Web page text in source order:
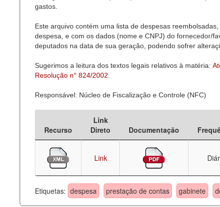
Processo Legislativo
Deputados Estaduais
Administração
Legislação
gastos.
Este arquivo contém uma lista de despesas
despesa, e com os dados (nome e CNPJ) do fornecedor/
deputados na data de sua geração, podendo sofrer
Sugerimos a leitura dos textos legais relativos à matéria:
Resolução n° 824/2002
Responsável: Núcleo de Fiscalização e Controle (NFC)
Recurso
Link
Direto
Documentação
Link
Etiquetas: despesa prestação de contas gabinete